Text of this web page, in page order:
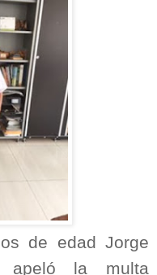
de edad Jorge
apeló la multa